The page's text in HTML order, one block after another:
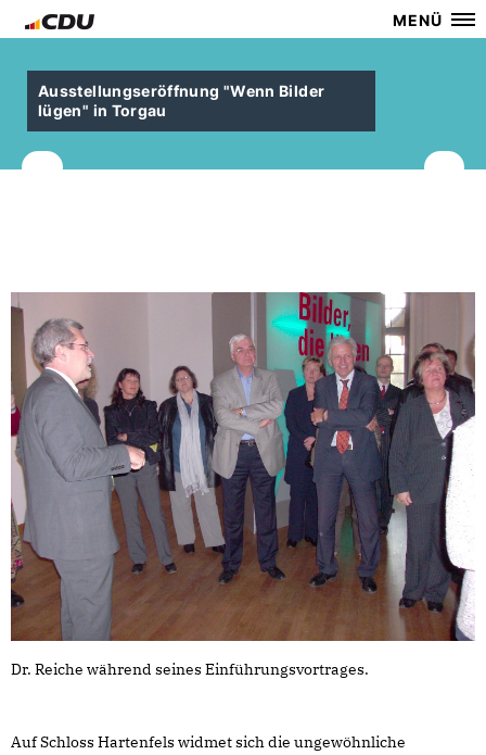
MENÜ
Ausstellungseröffnung "Wenn Bilder
lügen" in Torgau
Dr. Reiche während seines Einführungsvortrages.
Auf Schloss Hartenfels widmet sich die ungewöhnliche